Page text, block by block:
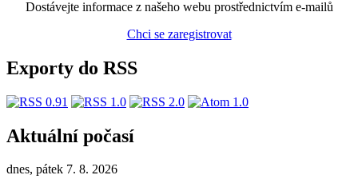
Dostávejte informace z našeho webu prostřednictvím e-mailů
Chci se zaregistrovat
Exporty do RSS
Aktuální počasí
dnes, pátek 7. 8. 2026